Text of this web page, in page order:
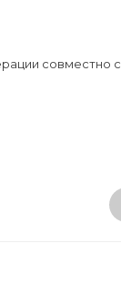
совместно с